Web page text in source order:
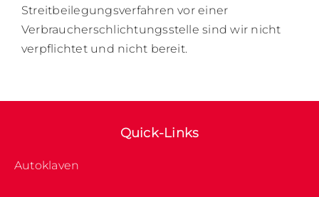
Streitbeilegungsverfahren vor einer
Verbraucherschlichtungsstelle sind wir nicht
verpflichtet und nicht bereit.
Quick-Links
Autoklaven